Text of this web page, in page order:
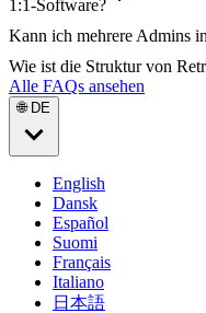
1:1-Software?
Kann ich mehrere Admins
Wie ist die Struktur von
Alle FAQs ansehen
🌐 DE
English
Dansk
Español
Suomi
Français
Italiano
日本語